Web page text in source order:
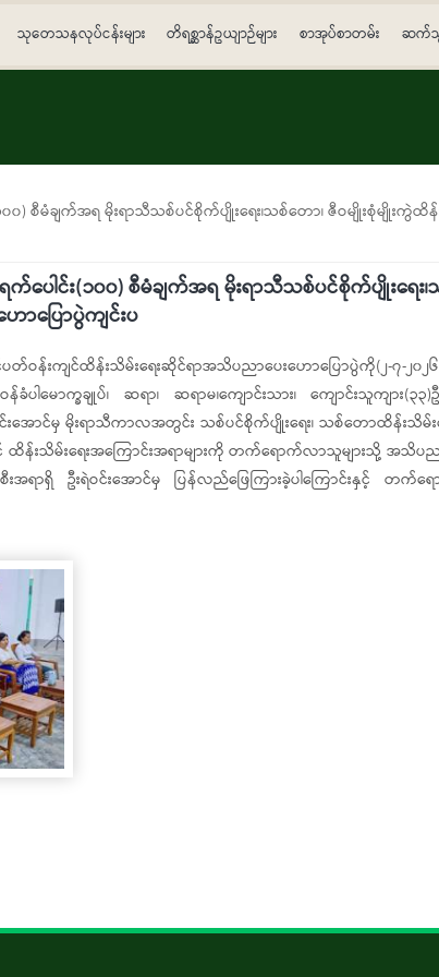
သုတေသနလုပ်ငန်းများ တိရစ္ဆာန်ဥယျာဉ်များ စာအုပ်စာတမ်း ဆက်
) စီမံချက်အရ မိုးရာသီသစ်ပင်စိုက်ပျိုးရေး၊သစ်တော၊ ဇီဝမျိုးစုံမျိုးကွဲထိန်
ေါင်း(၁၀၀) စီမံချက်အရ မိုးရာသီသစ်ပင်စိုက်ပျိုးရေး
ာပြောပွဲကျင်းပ
ဝန်းကျင်ထိန်းသိမ်းရေးဆိုင်ရာအသိပညာပေးဟောပြောပွဲကို(၂-၇-၂၀
ာက္ခချုပ်၊ ဆရာ၊ ဆရာမ၊ကျောင်းသား၊ ကျောင်းသူကျား(၃၃)ဦး
းအောင်မှ မိုးရာသီကာလအတွင်း သစ်ပင်စိုက်ပျိုးရေး၊ သစ်တောထိန်းသိမ်
ျင် ထိန်းသိမ်းရေးအကြောင်းအရာများကို တက်ရောက်လာသူများသို့ အသိပည
ဦးရဲဝင်းအောင်မှ ပြန်လည်ဖြေကြားခဲ့ပါကြောင်းနှင့် တက်ရော